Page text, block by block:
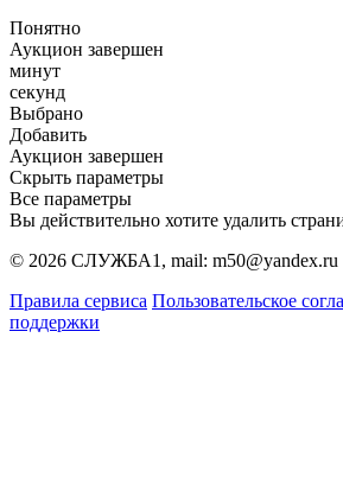
Понятно
Аукцион завершен
минут
секунд
Выбрано
Добавить
Аукцион завершен
Скрыть параметры
Все параметры
Вы действительно хотите удалить
© 2026 СЛУЖБА1, mail: m50@yandex.ru
Правила сервиса Пользовательское
поддержки